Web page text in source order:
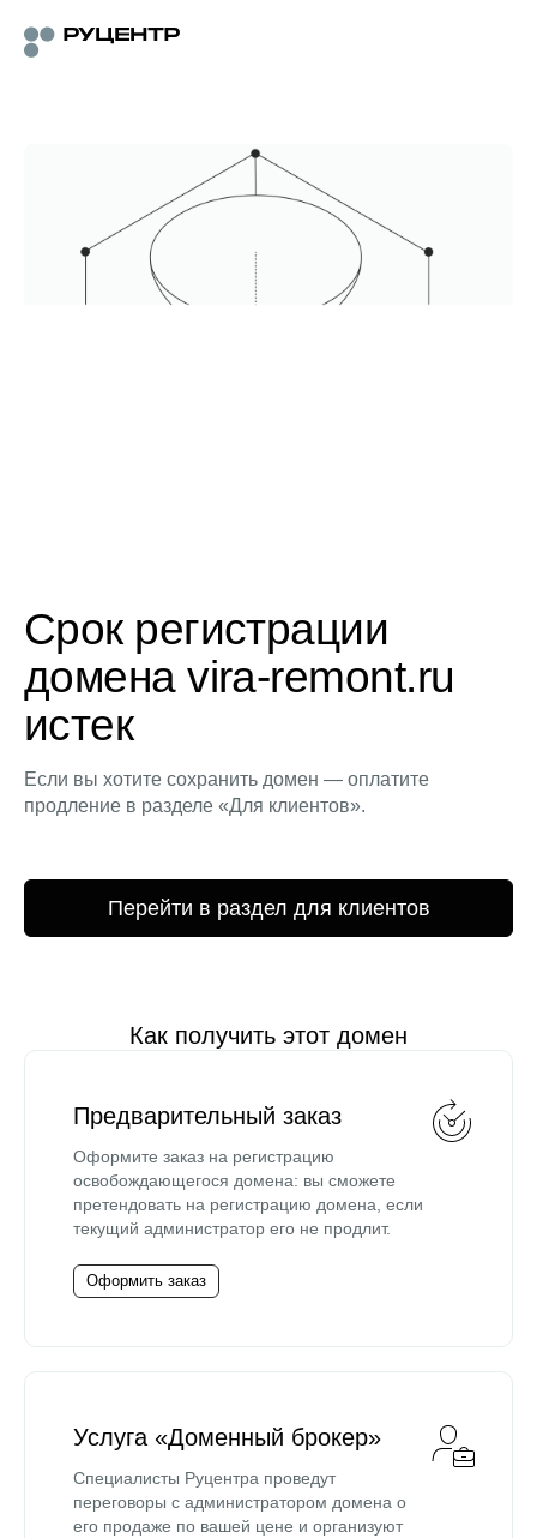
Срок регистрации
домена vira-remont.ru
истек
Если вы хотите сохранить домен — оплатите
продление в разделе «Для клиентов».
Перейти в раздел для клиентов
Как получить этот домен
Предварительный заказ
Оформите заказ на регистрацию
освобождающегося домена: вы сможете
претендовать на регистрацию домена, если
текущий администратор его не продлит.
Оформить заказ
Услуга «Доменный брокер»
Специалисты Руцентра проведут
переговоры с администратором домена о
его продаже по вашей цене и организуют